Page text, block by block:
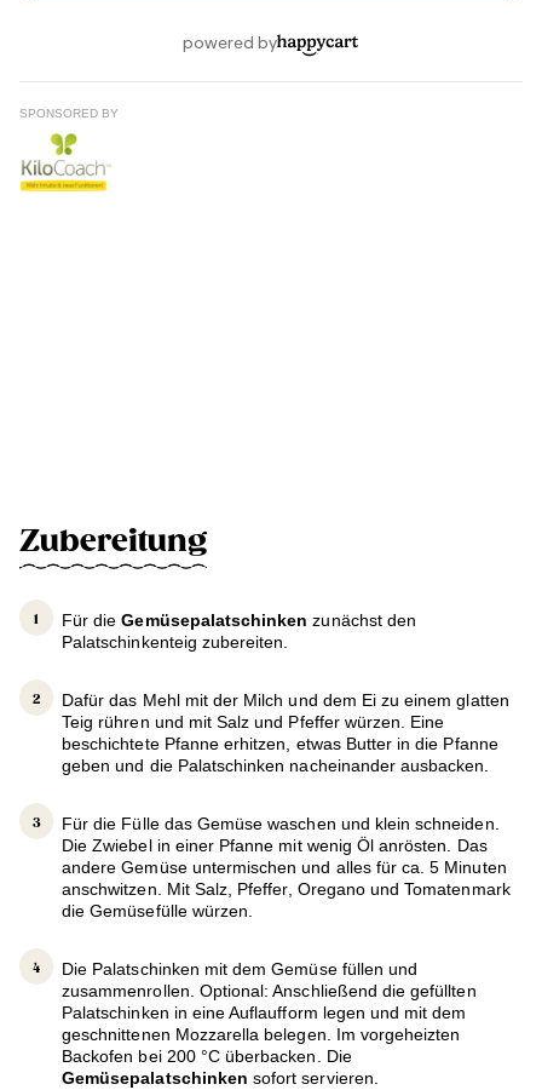
SPONSORED BY
Zubereitung
Für dieGemüsepalatschinken zunächst den
Palatschinkenteig zubereiten.
Dafür das Mehl mit der Milch und dem Ei zu einem glatten
Teig rühren und mit Salz und Pfeffer würzen. Eine
beschichtete Pfanne erhitzen, etwas Butter in die Pfanne
geben und die Palatschinken nacheinander ausbacken.
Für die Fülle das Gemüse waschen und klein schneiden.
Die Zwiebel in einer Pfanne mit wenig Öl anrösten. Das
andere Gemüse untermischen und alles für ca. 5 Minuten
anschwitzen. Mit Salz, Pfeffer, Oregano und Tomatenmark
die Gemüsefülle würzen.
Die Palatschinken mit dem Gemüse füllen und
zusammenrollen. Optional: Anschließend die gefüllten
Palatschinken in eine Auflaufform legen und mit dem
geschnittenen Mozzarella belegen. Im vorgeheizten
Backofen bei 200 °C überbacken. Die
Gemüsepalatschinken sofort servieren.